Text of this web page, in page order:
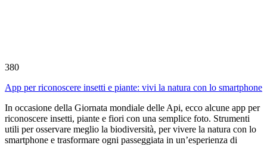
380
App per riconoscere insetti e piante: vivi la natura con lo smartphone
In occasione della Giornata mondiale delle Api, ecco alcune app per
riconoscere insetti, piante e fiori con una semplice foto. Strumenti
utili per osservare meglio la biodiversità, per vivere la natura con lo
smartphone e trasformare ogni passeggiata in un’esperienza di